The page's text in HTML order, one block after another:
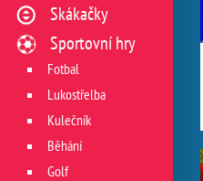
Skákačky
Sportovní hry
Fotbal
Lukostřelba
Kulečník
Běhání
Golf